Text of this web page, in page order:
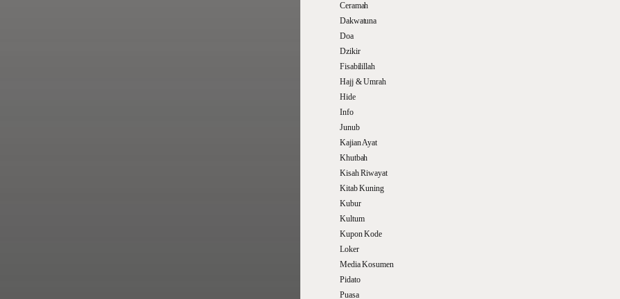
Ceramah
Dakwatuna
Doa
Dzikir
Fisabilillah
Hajj & Umrah
Hide
Info
Junub
Kajian Ayat
Khutbah
Kisah Riwayat
Kitab Kuning
Kubur
Kultum
Kupon Kode
Loker
Media Kosumen
Pidato
Puasa